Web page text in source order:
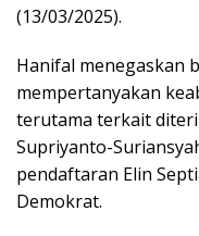
(13/03/2025).
Hanifal menegaskan
mempertanyakan
terutama terkait
Supriyanto-
pendaftaran Elin
Demokrat.